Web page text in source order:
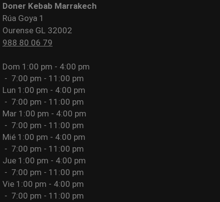
Doner Kebab Marrakech
Rúa Goya 1
Ourense GL 32002
988 80 06 79
Dom 1:00 pm - 4:00 pm
- 7:00 pm - 11:00 pm
Lun 1:00 pm - 4:00 pm
- 7:00 pm - 11:00 pm
Mar 1:00 pm - 4:00 pm
- 7:00 pm - 11:00 pm
Mié 1:00 pm - 4:00 pm
- 7:00 pm - 11:00 pm
Jue 1:00 pm - 4:00 pm
- 7:00 pm - 11:00 pm
Vie 1:00 pm - 4:00 pm
- 7:00 pm - 11:00 pm